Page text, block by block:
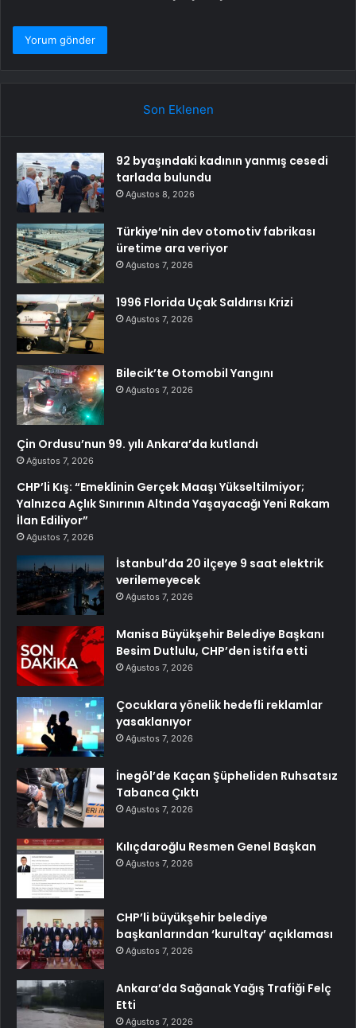
Son Eklenen
92 byaşındaki kadının yanmış cesedi
tarlada bulundu
Ağustos 8, 2026
Türkiye’nin dev otomotiv fabrikası
üretime ara veriyor
Ağustos 7, 2026
1996 Florida Uçak Saldırısı Krizi
Ağustos 7, 2026
Bilecik’te Otomobil Yangını
Ağustos 7, 2026
Çin Ordusu’nun 99. yılı Ankara’da kutlandı
Ağustos 7, 2026
CHP’li Kış: “Emeklinin Gerçek Maaşı Yükseltilmiyor;
Yalnızca Açlık Sınırının Altında Yaşayacağı Yeni Rakam
İlan Ediliyor”
Ağustos 7, 2026
İstanbul’da 20 ilçeye 9 saat elektrik
verilemeyecek
Ağustos 7, 2026
Manisa Büyükşehir Belediye Başkanı
Besim Dutlulu, CHP’den istifa etti
Ağustos 7, 2026
Çocuklara yönelik hedefli reklamlar
yasaklanıyor
Ağustos 7, 2026
İnegöl’de Kaçan Şüpheliden Ruhsatsız
Tabanca Çıktı
Ağustos 7, 2026
Kılıçdaroğlu Resmen Genel Başkan
Ağustos 7, 2026
CHP’li büyükşehir belediye
başkanlarından ‘kurultay’ açıklaması
Ağustos 7, 2026
Ankara’da Sağanak Yağış Trafiği Felç
Etti
Ağustos 7, 2026